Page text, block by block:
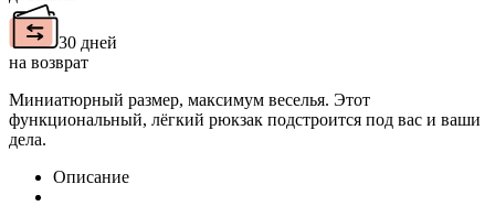
30 дней
на возврат
Миниатюрный размер, максимум веселья. Этот
функциональный, лёгкий рюкзак подстроится под вас и ваши
дела.
Описание